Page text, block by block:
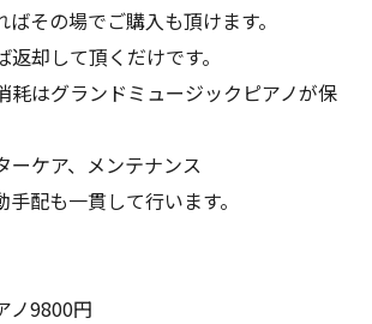
その場でご購入も頂けます。
却して頂くだけです。
耗はグランドミュージックピアノが保
ーケア、メンテナンス
配も一貫して行います。
ノ9800円